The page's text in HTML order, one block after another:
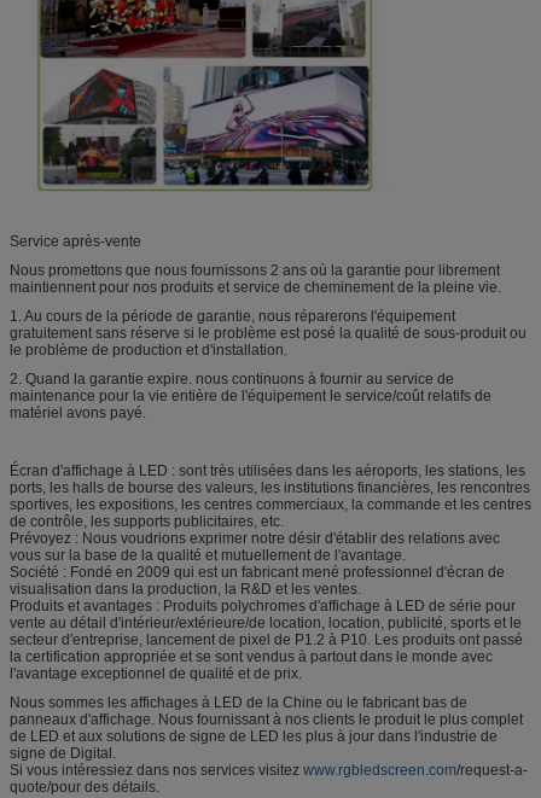
Service après-vente
Nous promettons que nous fournissons 2 ans où la garantie pour librement
maintiennent pour nos produits et service de cheminement de la pleine vie.
1. Au cours de la période de garantie, nous réparerons l'équipement
gratuitement sans réserve si le problème est posé la qualité de sous-produit ou
le problème de production et d'installation.
2. Quand la garantie expire. nous continuons à fournir au service de
maintenance pour la vie entière de l'équipement le service/coût relatifs de
matériel avons payé.
Écran d'affichage à LED : sont très utilisées dans les aéroports, les stations, les
ports, les halls de bourse des valeurs, les institutions financières, les rencontres
sportives, les expositions, les centres commerciaux, la commande et les centres
de contrôle, les supports publicitaires, etc.
Prévoyez : Nous voudrions exprimer notre désir d'établir des relations avec
vous sur la base de la qualité et mutuellement de l'avantage.
Société : Fondé en 2009 qui est un fabricant mené professionnel d'écran de
visualisation dans la production, la R&D et les ventes.
Produits et avantages : Produits polychromes d'affichage à LED de série pour
vente au détail d'intérieur/extérieure/de location, location, publicité, sports et le
secteur d'entreprise, lancement de pixel de P1.2 à P10. Les produits ont passé
la certification appropriée et se sont vendus à partout dans le monde avec
l'avantage exceptionnel de qualité et de prix.
Nous sommes les affichages à LED de la Chine ou le fabricant bas de
panneaux d'affichage. Nous fournissant à nos clients le produit le plus complet
de LED et aux solutions de signe de LED les plus à jour dans l'industrie de
signe de Digital.
Si vous intéressiez dans nos services visitez www.rgbledscreen.com/request-a-
quote/pour des détails.